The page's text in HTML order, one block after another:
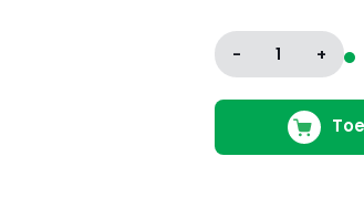
- 1 +